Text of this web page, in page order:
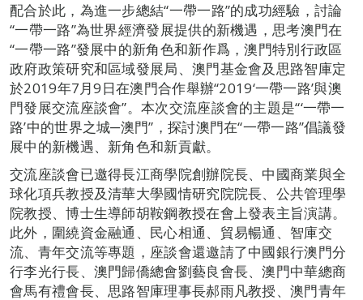
配合於此，為進一步總結“一帶一路”的成功經驗，討論
“一帶一路”為世界經濟發展提供的新機遇，思考澳門在
“一帶一路”發展中的新角色和新作爲，澳門特別行政區
政府政策研究和區域發展局、澳門基金會及思路智庫定
於2019年7月9日在澳門合作舉辦“2019‘一帶一路’與澳
門發展交流座談會”。本次交流座談會的主題是“‘一帶一
路’中的世界之城─澳門”，探討澳門在“一帶一路”倡議發
展中的新機遇、新角色和新貢獻。
交流座談會已邀得長江商學院創辦院長、中國商業與全
球化項兵教授及清華大學國情研究院院長、公共管理學
院教授、博士生導師胡鞍鋼教授在會上發表主旨演講。
此外，圍繞資金融通、民心相通、貿易暢通、智庫交
流、青年交流等專題，座談會還邀請了中國銀行澳門分
行李光行長、澳門歸僑總會劉藝良會長、澳門中華總商
會馬有禮會長、思路智庫理事長郝雨凡教授、澳門青年